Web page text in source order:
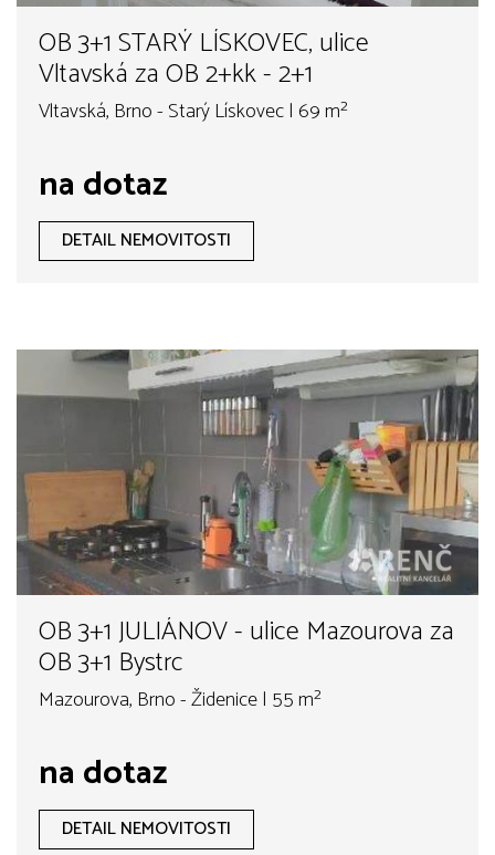
OB 3+1 STARÝ LÍSKOVEC, ulice
Vltavská za OB 2+kk - 2+1
Vltavská, Brno - Starý Lískovec | 69 m²
na dotaz
DETAIL NEMOVITOSTI
OB 3+1 JULIÁNOV - ulice Mazourova za
OB 3+1 Bystrc
Mazourova, Brno - Židenice | 55 m²
na dotaz
DETAIL NEMOVITOSTI